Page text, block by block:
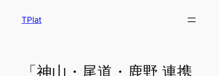
TPlat
「神山・尾道・鹿野 連携